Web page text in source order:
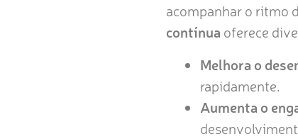
acompanhar o ritmo
contínua oferece
Melhora o
rapidamente.
Aumenta o